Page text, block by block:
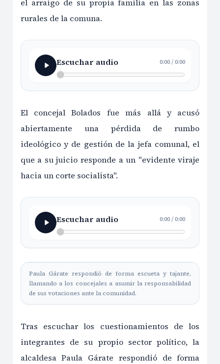
el arraigo de su propia familia en las zonas
rurales de la comuna.
Escuchar audio 0:00/0:00
El concejal Bolados fue más allá y acusó
abiertamente una pérdida de rumbo
ideológico y de gestión de la jefa comunal, el
que a su juicio responde a un "evidente viraje
hacia un corte socialista".
Escuchar audio 0:00/0:00
Paula Gárate respondió de forma escueta y tajante,
llamando a los concejales a asumir la responsabilidad
de sus votaciones ante la comunidad.
Tras escuchar los cuestionamientos de los
integrantes de su propio sector político, la
alcaldesa Paula Gárate respondió de forma